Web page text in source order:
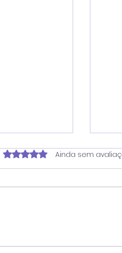
em
Avaliado com 0 de 5
Ainda sem